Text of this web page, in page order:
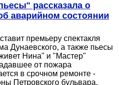
рассказала о
аварийном состоянии
премьеру спектакля
Дунаевского, а также пьесы
Нина" и "Мастер"
от пожара
в срочном ремонте -
Петровского бульвара.